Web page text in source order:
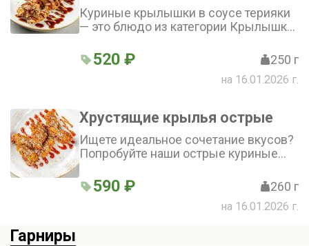
Куриные крылышки в соусе терияки
— это блюдо из категории Крылышки
обжаренные до золотистой корочки,
приобретают уникальный вкус
благодаря использованию чеснока,
520 ₽ 250 г
на 16.01.2026 г.
Хрустящие крылья острые
Ищете идеальное сочетание вкусов?
Попробуйте наши острые куриные
с ароматными специями, чесноком и
соусом шрирача, обжаренные до
хрустящей золотистой корочки. Это
590 ₽ 260 г
на 16.01.2026 г.
Гарниры